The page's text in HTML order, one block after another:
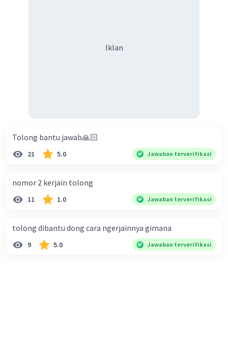
Iklan
Tolong bantu jawab🙏🏻
21 5.0 Jawaban terverifikasi
nomor 2 kerjain tolong
11 1.0 Jawaban terverifikasi
tolong dibantu dong cara ngerjainnya gimana
9 5.0 Jawaban terverifikasi